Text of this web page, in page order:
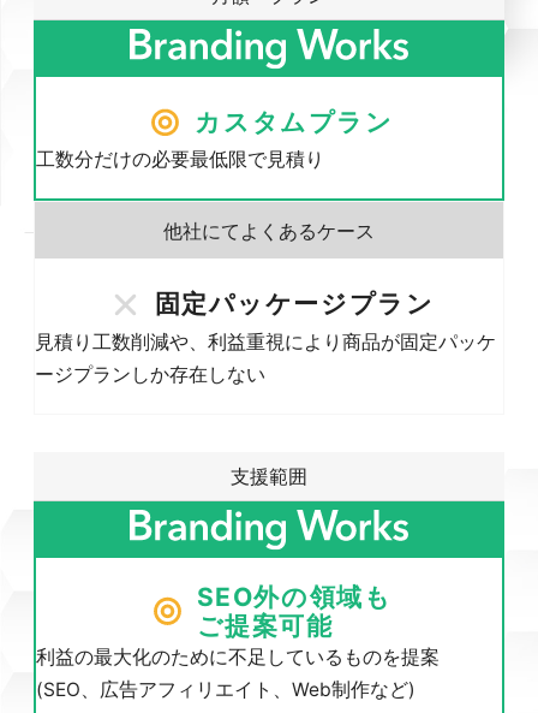
カスタムプラン
工数分だけの必要最低限で見積り
固定パッケージプラン
見積り工数削減や、利益重視により商品が固定パッケ
ージプランしか存在しない
支援範囲
SEO外の領域も
ご提案可能
利益の最大化のために不足しているものを提案
(SEO、広告アフィリエイト、Web制作など)